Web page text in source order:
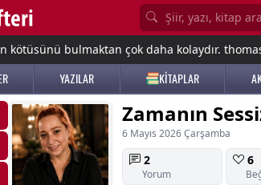
kötüsünü bulmaktan çok daha kolaydır.
YAZILAR KİTAPLAR
Zamanın
6 Mayıs 2026 Çarşamba
2
Yorum
6